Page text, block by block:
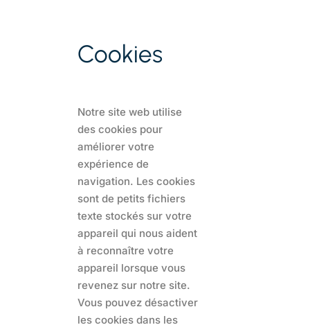
Cookies
Notre site web utilise
des cookies pour
améliorer votre
expérience de
navigation. Les cookies
sont de petits fichiers
texte stockés sur votre
appareil qui nous aident
à reconnaître votre
appareil lorsque vous
revenez sur notre site.
Vous pouvez désactiver
les cookies dans les